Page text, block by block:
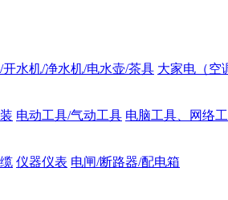
开水机/净水机/电水壶/茶具 大家电（空
电动工具/气动工具 电脑工具、网络
仪器仪表 电闸/断路器/配电箱